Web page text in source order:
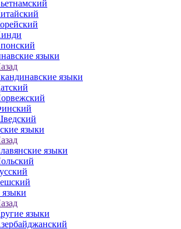
языки
языки
языки
языки
языки
языки